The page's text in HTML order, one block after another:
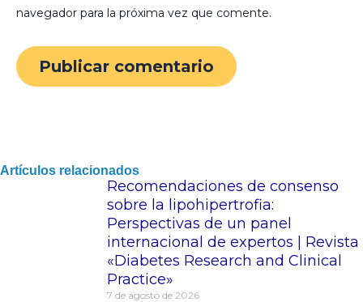
navegador para la próxima vez que comente.
Artículos relacionados
Recomendaciones de consenso
sobre la lipohipertrofia:
Perspectivas de un panel
internacional de expertos | Revista
«Diabetes Research and Clinical
Practice»
7 de agosto de 2026